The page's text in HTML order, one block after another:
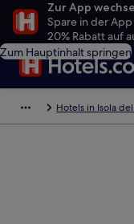
Zur App
Spare in der
20% Rabatt auf
Zum Hauptinhalt springen
Hotels in Isola